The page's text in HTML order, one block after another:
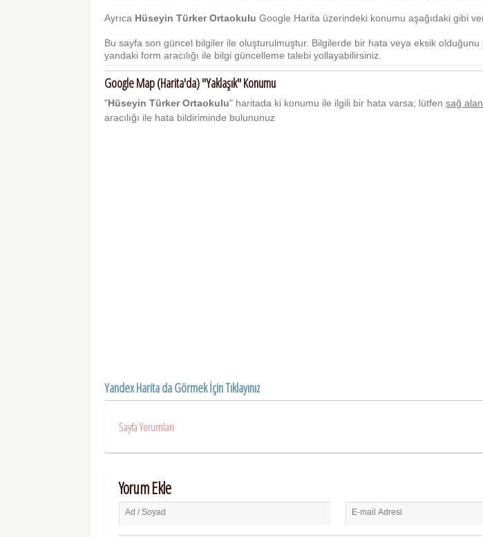
Ayrıca Hüseyin Türker Ortaokulu Google Harita üzerindeki konumu aşağıdaki gibi
Bu sayfa son güncel bilgiler ile oluşturulmuştur. Bilgilerde bir hata veya eksik olduğunu
yandaki form aracılığı ile bilgi güncelleme talebi yollayabilirsiniz.
Google Map (Harita'da) "Yaklaşık" Konumu
"Hüseyin Türker Ortaokulu" haritada ki konumu ile ilgili bir hata varsa; lütfensağ
aracılığı ile hata bildiriminde bulununuz
Yandex Harita da Görmek İçin Tıklayınız
Sayfa Yorumları
Yorum Ekle
Ad / Soyad E-mail Adresi